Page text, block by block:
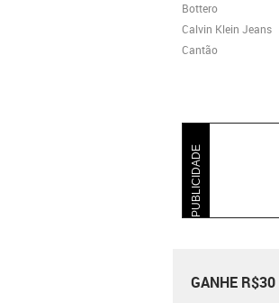
Bottero
Calvin Klein Jeans
Cantão
PUBLICIDADE
GANHE R$30